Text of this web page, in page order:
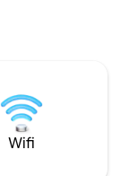
Wifi